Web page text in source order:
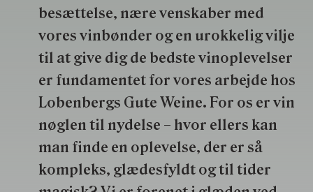
besættelse, nære venskaber med
vores vinbønder og en urokkelig vilje
til at give dig de bedste vinoplevelser
er fundamentet for vores arbejde hos
Lobenbergs Gute Weine. For os er vin
nøglen til nydelse – hvor ellers kan
man finde en oplevelse, der er så
kompleks, glædesfyldt og til tider